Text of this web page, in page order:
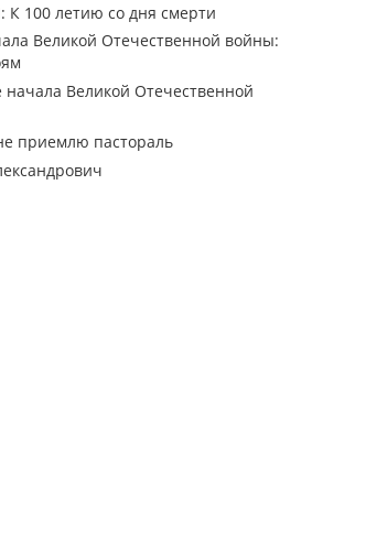
100 летию со дня смерти
Великой Отечественной войны:
Великой Отечественной
приемлю пастораль